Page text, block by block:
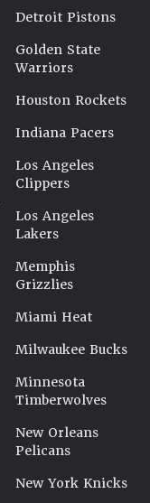
Detroit Pistons
Golden State
Warriors
Houston Rockets
Indiana Pacers
Los Angeles
Clippers
Los Angeles
Lakers
Memphis
Grizzlies
Miami Heat
Milwaukee Bucks
Minnesota
Timberwolves
New Orleans
Pelicans
New York Knicks